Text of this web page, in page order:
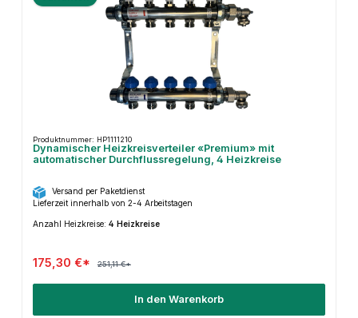
Produktnummer: HP1111210
Dynamischer Heizkreisverteiler «Premium» mit
automatischer Durchflussregelung, 4 Heizkreise
Versand per Paketdienst
Lieferzeit innerhalb von 2-4 Arbeitstagen
Anzahl Heizkreise: 4 Heizkreise
175,30 €* 251,11 €*
In den Warenkorb